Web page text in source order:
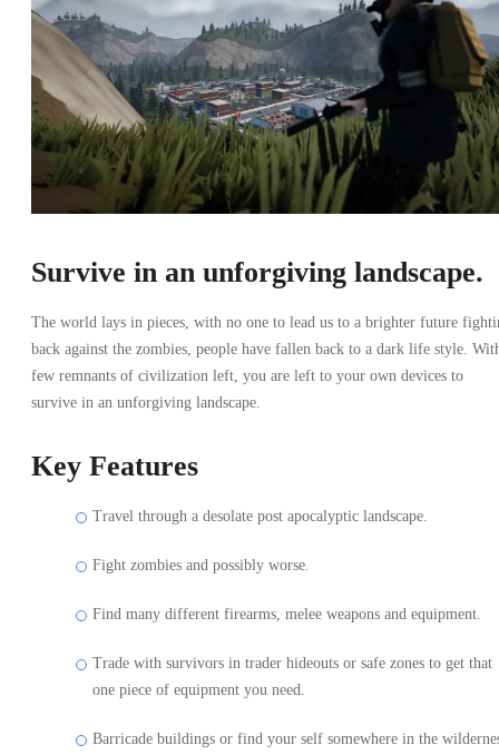
Survive in an unforgiving landscape.
The world lays in pieces, with no one to lead us to a brighter future
back against the zombies, people have fallen back to a dark life style.
few remnants of civilization left, you are left to your own devices to
survive in an unforgiving landscape.
Key Features
Travel through a desolate post apocalyptic landscape.
Fight zombies and possibly worse.
Find many different firearms, melee weapons and equipment.
Trade with survivors in trader hideouts or safe zones to get that
one piece of equipment you need.
Barricade buildings or find your self somewhere in the